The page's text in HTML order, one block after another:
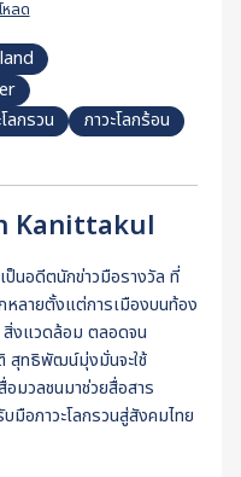
หลด
ลกรวน ภาวะโลกร้อน
Kanittakul
นอดีตนักข่าวมือรางวัล ที่
หลายตั้งแต่การเมืองบนท้อง
สิ่งแวดล้อม ตลอดจน
สุทธิพัฒน์มุ่งมั่นจะใช้
อมวลชนมาช่วยสื่อสาร
มือภาวะโลกรวนสู่สังคมไทย